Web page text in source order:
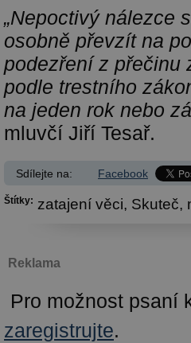
„Nepoctivý nálezce
osobně převzít na
podezření z přečinu
podle trestního
na jeden rok nebo
mluvčí Jiří Tesař.
Sdílejte na: Facebook
Štítky: zatajení věci, Skuteč,
Reklama
Pro možnost psaní
zaregistrujte.